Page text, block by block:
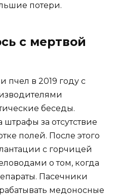
потери.
с мертвой
пчел в 2019 году с
беседы.
за отсутствие
полей. После этого
с горчицей
о том, когда
Пасечники
медоносные